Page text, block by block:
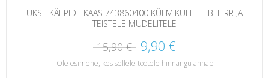
UKSE KÄEPIDE KAAS 743860400 KÜLMIKULE LIEBHERR JA
TEISTELE MUDELITELE
15,90 € 9,90 €
Ole esimene, kes sellele tootele hinnangu annab